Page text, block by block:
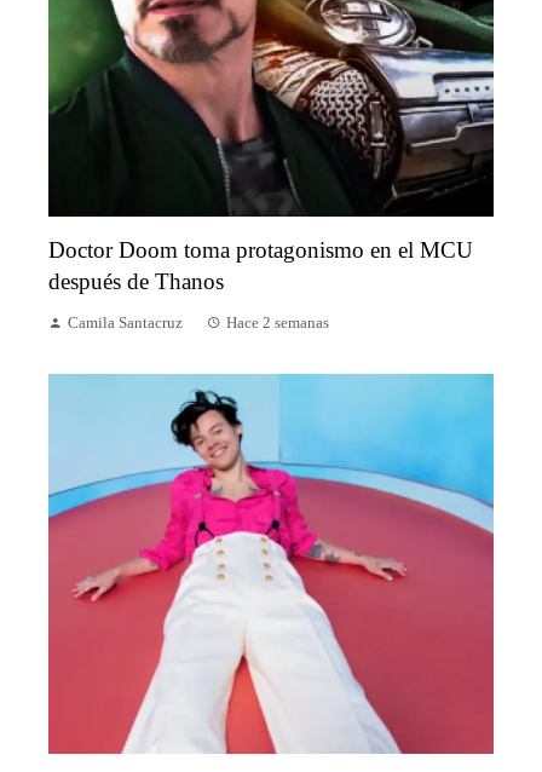
Doctor Doom toma protagonismo en el MCU
después de Thanos
Camila Santacruz Hace 2 semanas